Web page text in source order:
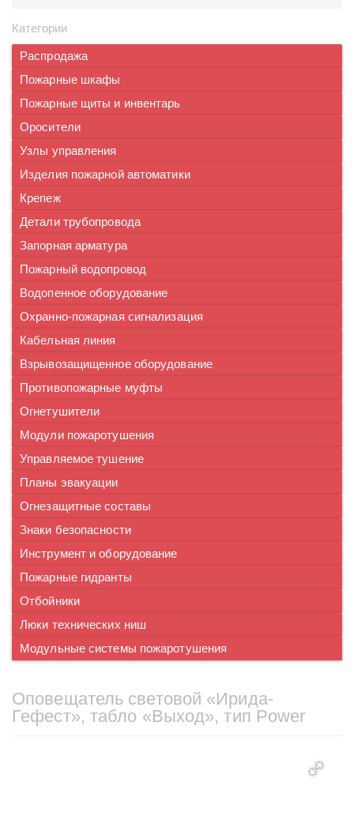
Категории
Распродажа
Пожарные шкафы
Пожарные щиты и инвентарь
Оросители
Узлы управления
Изделия пожарной автоматики
Крепеж
Детали трубопровода
Запорная арматура
Пожарный водопровод
Водопенное оборудование
Охранно-пожарная сигнализация
Кабельная линия
Взрывозащищенное оборудование
Противопожарные муфты
Огнетушители
Модули пожаротушения
Управляемое тушение
Планы эвакуации
Огнезащитные составы
Знаки безопасности
Инструмент и оборудование
Пожарные гидранты
Отбойники
Люки технических ниш
Модульные системы пожаротушения
Оповещатель световой «Ирида-
Гефест», табло «Выход», тип Power